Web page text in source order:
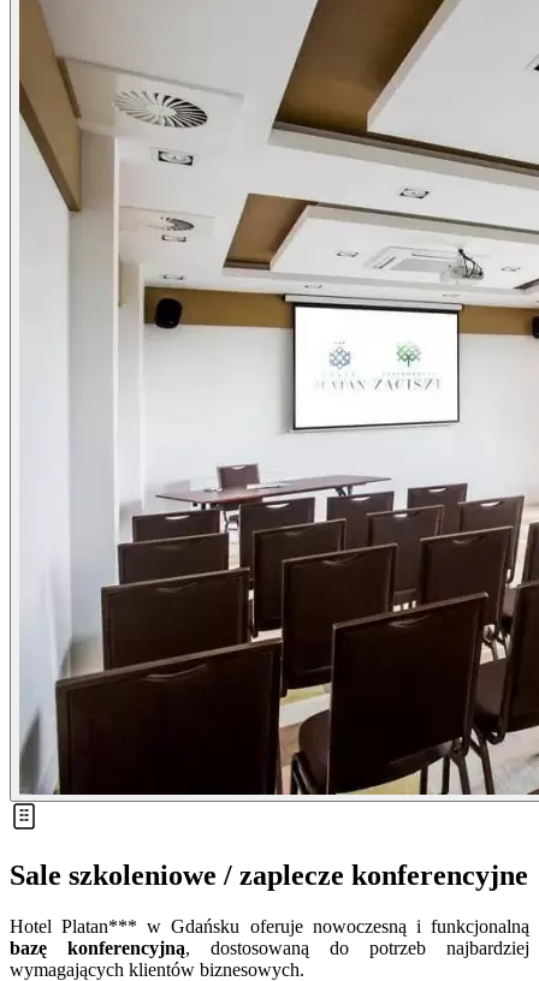
Sale szkoleniowe / zaplecze konferencyjne
Hotel Platan*** w Gdańsku oferuje nowoczesną i funkcjonalną
bazę konferencyjną, dostosowaną do potrzeb najbardziej
wymagających klientów biznesowych.